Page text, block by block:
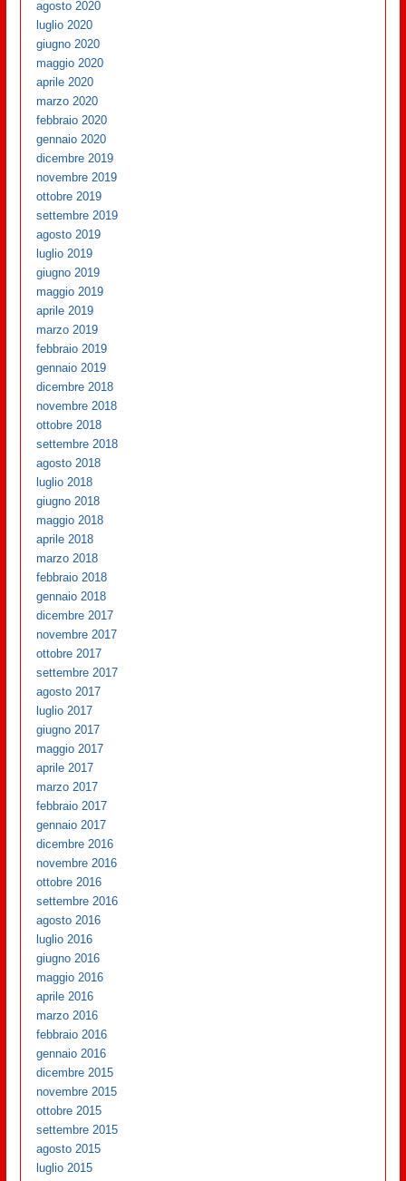
agosto 2020
luglio 2020
giugno 2020
maggio 2020
aprile 2020
marzo 2020
febbraio 2020
gennaio 2020
dicembre 2019
novembre 2019
ottobre 2019
settembre 2019
agosto 2019
luglio 2019
giugno 2019
maggio 2019
aprile 2019
marzo 2019
febbraio 2019
gennaio 2019
dicembre 2018
novembre 2018
ottobre 2018
settembre 2018
agosto 2018
luglio 2018
giugno 2018
maggio 2018
aprile 2018
marzo 2018
febbraio 2018
gennaio 2018
dicembre 2017
novembre 2017
ottobre 2017
settembre 2017
agosto 2017
luglio 2017
giugno 2017
maggio 2017
aprile 2017
marzo 2017
febbraio 2017
gennaio 2017
dicembre 2016
novembre 2016
ottobre 2016
settembre 2016
agosto 2016
luglio 2016
giugno 2016
maggio 2016
aprile 2016
marzo 2016
febbraio 2016
gennaio 2016
dicembre 2015
novembre 2015
ottobre 2015
settembre 2015
agosto 2015
luglio 2015